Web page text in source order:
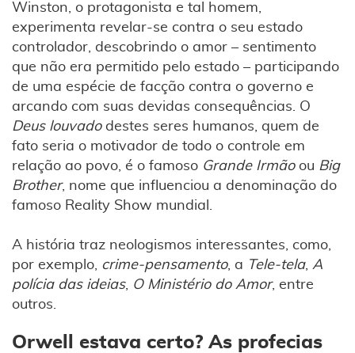
Winston, o protagonista e tal homem,
experimenta revelar-se contra o seu estado
controlador, descobrindo o amor – sentimento
que não era permitido pelo estado – participando
de uma espécie de facção contra o governo e
arcando com suas devidas consequências. O
Deus louvadodestes seres humanos, quem de
fato seria o motivador de todo o controle em
relação ao povo, é o famoso Grande Irmão ou Big
Brother, nome que influenciou a denominação do
famoso Reality Show mundial.
A história traz neologismos interessantes, como,
por exemplo, crime-pensamento, a Tele-tela, A
polícia das ideias, O Ministério do Amor, entre
outros.
Orwell estava certo? As profecias